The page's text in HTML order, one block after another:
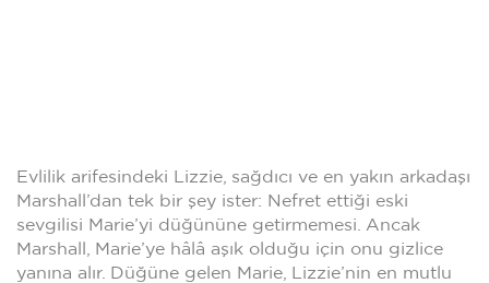
Evlilik arifesindeki Lizzie, sağdıcı ve en yakın arkadaşı
Marshall’dan tek bir şey ister: Nefret ettiği eski
sevgilisi Marie’yi düğününe getirmemesi. Ancak
Marshall, Marie’ye hâlâ aşık olduğu için onu gizlice
yanına alır. Düğüne gelen Marie, Lizzie’nin en mutlu